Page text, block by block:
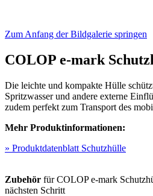
Zum Anfang der Bildgalerie springen
COLOP e-mark
Die leichte und kompakte Hülle
Spritzwasser und andere externe
zudem perfekt zum Transport des
Mehr Produktinformationen:
» Produktdatenblatt Schutzhülle
Zubehör für COLOP e-mark
nächsten Schritt